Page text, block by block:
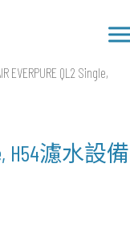
EVERPURE QL2 Single,
H54濾水設備